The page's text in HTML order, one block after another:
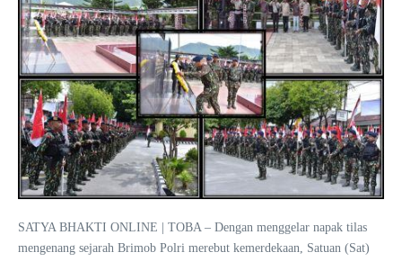
SATYA BHAKTI ONLINE | TOBA – Dengan menggelar napak tilas
mengenang sejarah Brimob Polri merebut kemerdekaan, Satuan (Sat)